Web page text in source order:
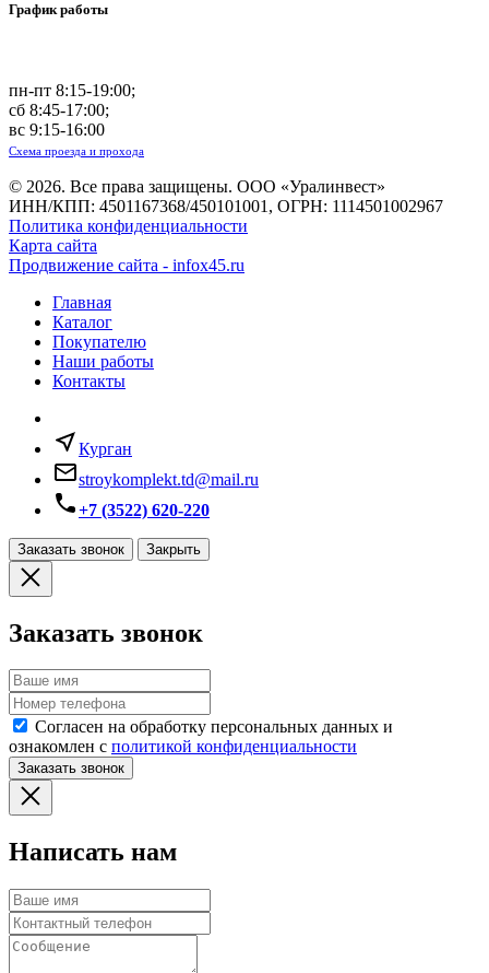
График работы
пн-пт 8:15-19:00;
сб 8:45-17:00;
вс 9:15-16:00
Схема проезда и прохода
© 2026. Все права защищены. ООО «Уралинвест»
ИНН/КПП: 4501167368/450101001, ОГРН: 1114501002967
Политика конфиденциальности
Карта сайта
Продвижение сайта - infox45.ru
Главная
Каталог
Покупателю
Наши работы
Контакты
Курган
stroykomplekt.td@mail.ru
+7 (3522) 620-220
Заказать звонок Закрыть
Заказать звонок
Согласен на обработку персональных данных и
ознакомлен с политикой конфиденциальности
Заказать звонок
Написать нам